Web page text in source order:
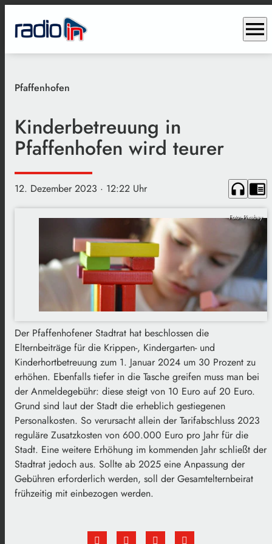
menu
Pfaffenhofen
Kinderbetreuung in
Pfaffenhofen wird teurer
12. Dezember 2023 · 12:22 Uhr headphones chrome_reader_mode
Foto: Pixabay
Der Pfaffenhofener Stadtrat hat beschlossen die
Elternbeiträge für die Krippen-, Kindergarten- und
Kinderhortbetreuung zum 1. Januar 2024 um 30 Prozent zu
erhöhen. Ebenfalls tiefer in die Tasche greifen muss man bei
der Anmeldegebühr: diese steigt von 10 Euro auf 20 Euro.
Grund sind laut der Stadt die erheblich gestiegenen
Personalkosten. So verursacht allein der Tarifabschluss 2023
reguläre Zusatzkosten von 600.000 Euro pro Jahr für die
Stadt. Eine weitere Erhöhung im kommenden Jahr schließt der
Stadtrat jedoch aus. Sollte ab 2025 eine Anpassung der
Gebühren erforderlich werden, soll der Gesamtelternbeirat
frühzeitig mit einbezogen werden.